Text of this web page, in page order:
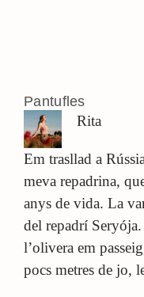
Pantufles
Rita
Em trasllad a
meva repadrina,
anys de vida. La
del repadrí
l’olivera em
pocs metres de jo,